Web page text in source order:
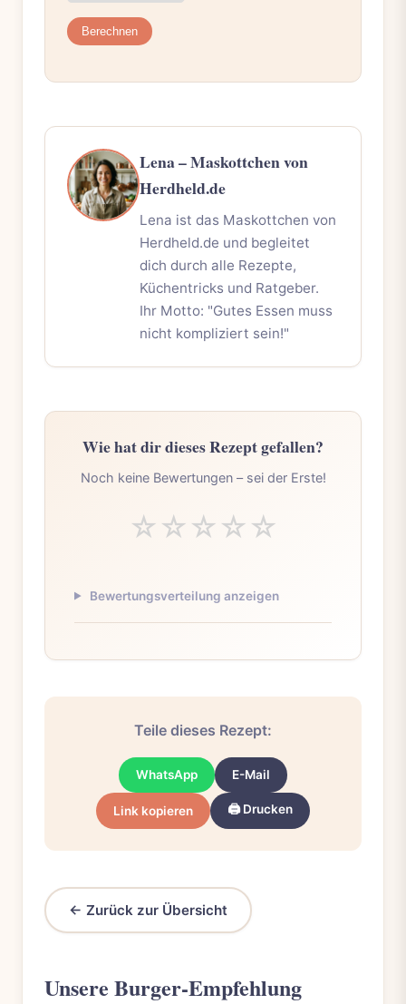
Berechnen
Lena – Maskottchen von
Herdheld.de
Lena ist das Maskottchen von
Herdheld.de und begleitet
dich durch alle Rezepte,
Küchentricks und Ratgeber.
Ihr Motto: "Gutes Essen muss
nicht kompliziert sein!"
Wie hat dir dieses Rezept gefallen?
Noch keine Bewertungen – sei der Erste!
☆☆☆☆☆
Bewertungsverteilung anzeigen
Teile dieses Rezept:
WhatsApp E-Mail
Link kopieren 🖨️ Drucken
← Zurück zur Übersicht
Unsere Burger-Empfehlung